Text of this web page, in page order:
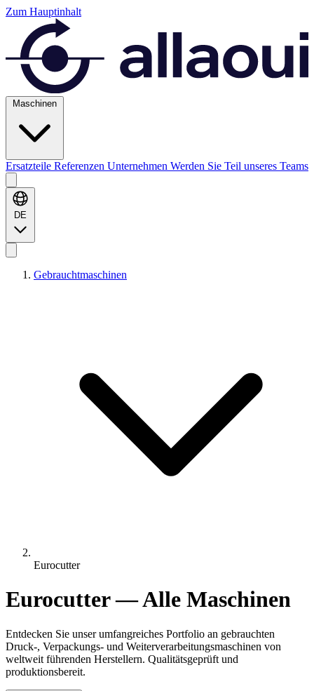
Zum Hauptinhalt
Maschinen
Ersatzteile Referenzen Unternehmen Werden Sie Teil unseres Teams
DE
Gebrauchtmaschinen
Eurocutter
Eurocutter — Alle Maschinen
Entdecken Sie unser umfangreiches Portfolio an gebrauchten
Druck-, Verpackungs- und Weiterverarbeitungsmaschinen von
weltweit führenden Herstellern. Qualitätsgeprüft und
produktionsbereit.